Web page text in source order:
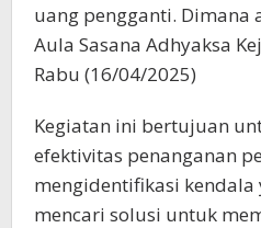
uang pengganti. Dimana
Aula Sasana Adhyaksa
Rabu (16/04/2025)
Kegiatan ini bertujuan
efektivitas penanganan
mengidentifikasi kendala
mencari solusi untuk